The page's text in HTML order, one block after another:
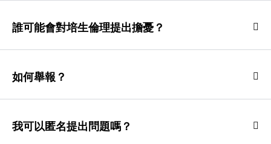
誰可能會對培生倫理提出擔憂？
如何舉報？
我可以匿名提出問題嗎？